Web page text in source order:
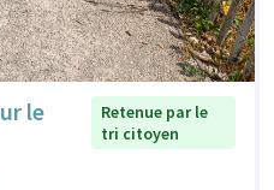
le
Retenue par le
tri citoyen